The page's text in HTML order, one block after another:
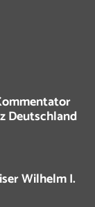
Deutschland
Wilhelm I.